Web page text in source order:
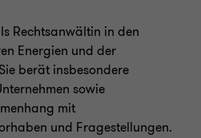
Rechtsanwältin in den
Energien und der
berät insbesondere
sowie
mit
und Fragestellungen.